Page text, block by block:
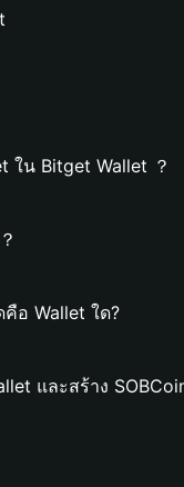
ใน Bitget Wallet ？
อ Wallet ใด?
และสร้าง